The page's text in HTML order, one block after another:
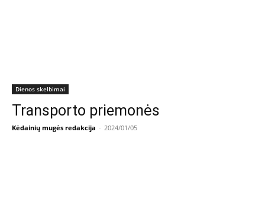
Dienos skelbimai
Transporto priemonės
Kėdainių mugės redakcija - 2024/01/05